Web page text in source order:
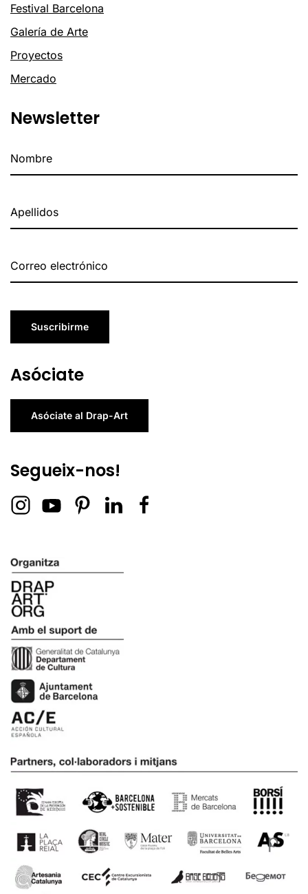
Festival Barcelona
Galería de Arte
Proyectos
Mercado
Newsletter
Suscribirme
Asóciate
Asóciate al Drap-Art
Segueix-nos!